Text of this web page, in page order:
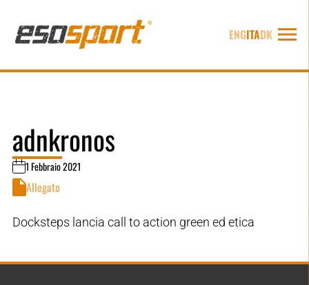
ENGITADK
adnkronos
1 Febbraio 2021
Allegato
Docksteps lancia call to action green ed etica